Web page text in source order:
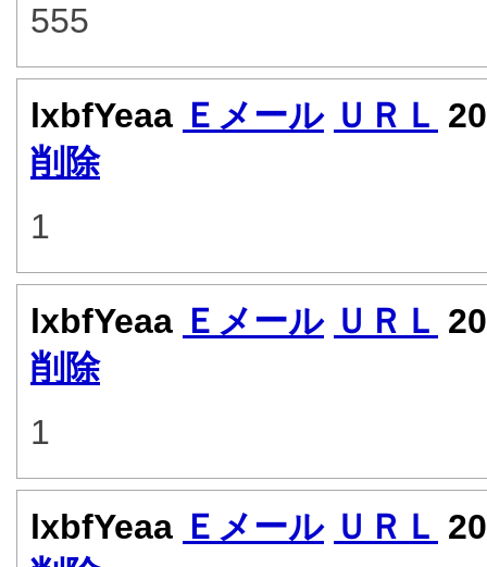
555
lxbfYeaa Ｅメール ＵＲＬ
削除
1
lxbfYeaa Ｅメール ＵＲＬ
削除
1
lxbfYeaa Ｅメール ＵＲＬ